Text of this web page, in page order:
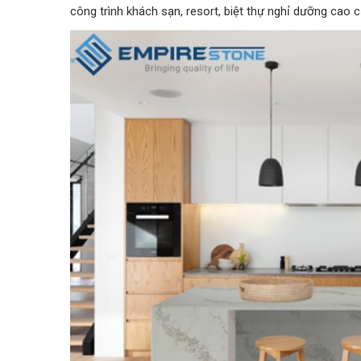
công trình khách sạn, resort, biệt thự nghỉ dưỡng cao